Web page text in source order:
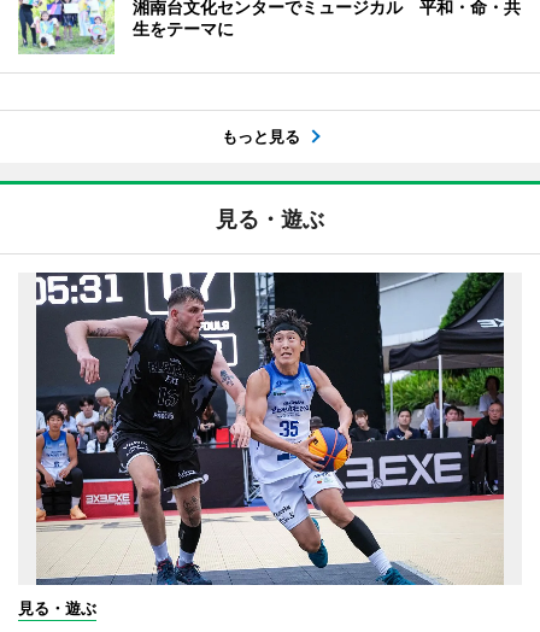
湘南台文化センターでミュージカル 平和・命・共
生をテーマに
もっと見る
見る・遊ぶ
見る・遊ぶ